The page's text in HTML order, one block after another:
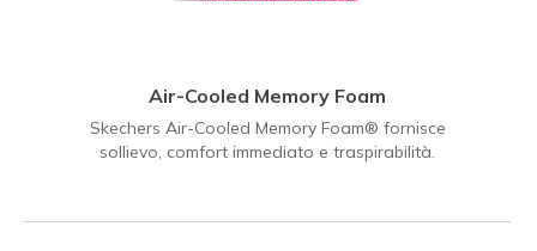
Air-Cooled Memory Foam
Skechers Air-Cooled Memory Foam® fornisce
sollievo, comfort immediato e traspirabilità.